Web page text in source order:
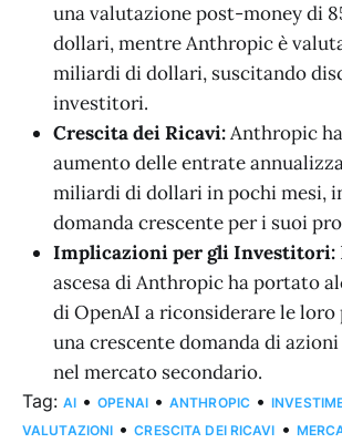
una valutazione post-money di
dollari, mentre Anthropic è
miliardi di dollari, suscitando
investitori.
Crescita dei Ricavi:Anthropic
aumento delle entrate
miliardi di dollari in pochi mesi,
domanda crescente per i suoi
Implicazioni per gli Investitori:
ascesa di Anthropic ha portato
di OpenAI a riconsiderare le
una crescente domanda di
nel mercato secondario.
Tag: AI • OPENAI • ANTHROPIC •
VALUTAZIONI • CRESCITA DEI RICAVI •